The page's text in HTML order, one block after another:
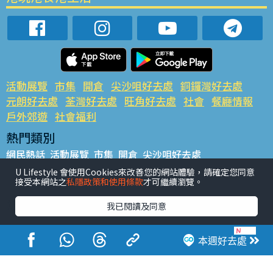
本週好去處
活動展覽 市集 開倉 尖沙咀好去處 銅鑼灣好去處
元朗好去處 荃灣好去處 旺角好去處 社會 餐廳情報
戶外郊遊 社會福利
熱門類別
網民熱話 活動展覽 市集 開倉 尖沙咀好去處
銅鑼灣好去處 元朗好去處 荃灣好去處 旺角好去處 社會
餐廳情報 戶外郊遊
熱門標籤
#UGO搵好去處 #人氣活動推介 #美食社群熱話
#親子玩樂好去處
#ULifestyle應用程式
#限時搶
#UJetso禮物放送
#ULifestyle商戶中心 #著數 #網絡熱話
U Lifestyle 會使用Cookies來改善您的網站體驗，請確定您同意
接受本網站之私隱政策和使用條款才可繼續瀏覽。
我已閱讀及同意